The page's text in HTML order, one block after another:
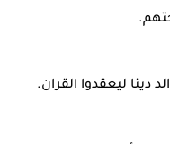
دينا ليعقدوا القران.